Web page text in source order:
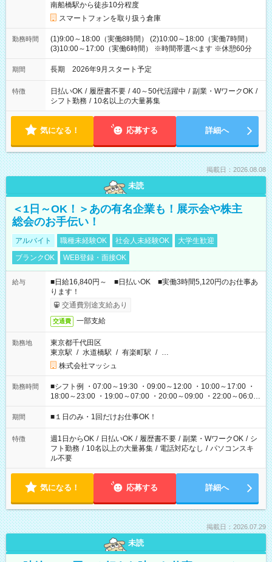
南船橋駅から徒歩10分程度
スマートフォンを取り扱う倉庫
勤務時間
(1)9:00～18:00（実働8時間） (2)10:00～18:00（実働7時間）
(3)10:00～17:00（実働6時間） ※時間帯選べます ※休憩60分
期間 長期 2026年9月スタート予定
特徴 日払いOK / 履歴書不要 / 40～50代活躍中 / 副業・WワークOK /
シフト勤務 / 10名以上の大量募集
気になる！ 応募する 詳細へ
掲載日：2026.08.08
未読
＜1日～OK！＞あの有名企業も！展示会や株主
総会のお手伝い！
アルバイト 職種未経験OK 社会人未経験OK
大学生歓迎
ブランクOK
WEB登録・面接OK
給与
■日給16,840円～ ■日払いOK ■実働3時間5,120円のお仕事あ
ります！
交通費別途支給あり
交通費 一部支給
勤務地
東京都千代田区
東京駅 / 水道橋駅 / 有楽町駅 / …
株式会社マッシュ
勤務時間
■シフト例 ・07:00～19:30 ・09:00～12:00 ・10:00～17:00 ・
18:00～23:00 ・19:00～07:00 ・20:00～09:00 ・22:00～06:00
etc ★最短で3時間で5,120円のお仕事から 15時間で2万円近く稼
げるお仕事も！ ご希望のお時間に合わせてご紹介！ ※シフトは
ください！
期間 ■１日のみ・1回だけお仕事OK！
特徴 週1日からOK / 日払いOK / 履歴書不要 / 副業・WワークOK / シ
フト勤務 / 10名以上の大量募集 / 電話対応なし / パソコンスキ
ル不要
気になる！ 応募する 詳細へ
掲載日：2026.07.29
未読